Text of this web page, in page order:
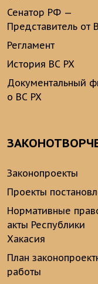
Сенатор РФ —
Представитель от
Регламент
История ВС РХ
Документальный
о ВС РХ
Законопроекты
Проекты
Нормативные
акты Республики
Хакасия
План
работы